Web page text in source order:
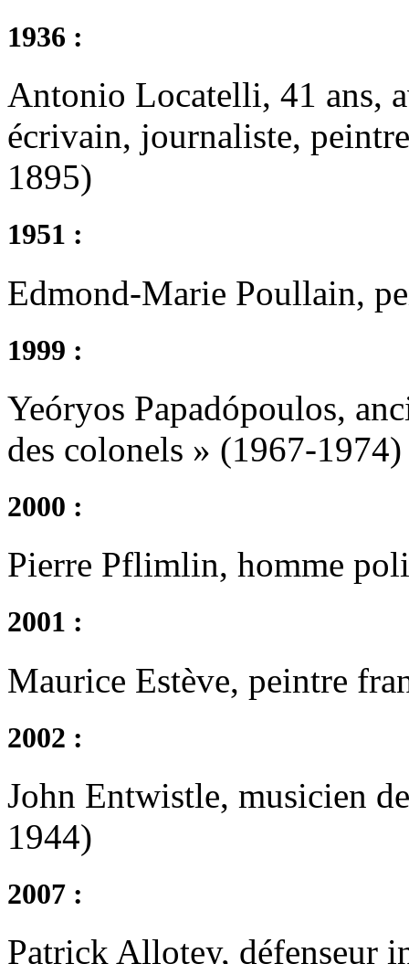
1936 :
Antonio Locatelli, 41 ans,
écrivain, journaliste,
1895)
1951 :
Edmond-Marie Poullain,
1999 :
Yeóryos Papadópoulos,
des colonels » (1967-1974)
2000 :
Pierre Pflimlin, homme
2001 :
Maurice Estève, peintre
2002 :
John Entwistle, musicien
1944)
2007 :
Patrick Allotey, défenseur